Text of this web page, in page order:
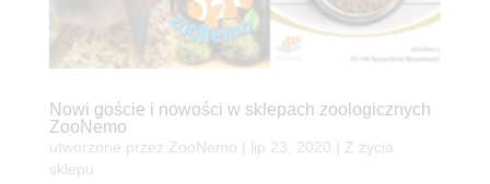
Nowi goście i nowości w sklepach zoologicznych
ZooNemo
utworzone przez ZooNemo lip 23, 2020
Z życia
sklepu